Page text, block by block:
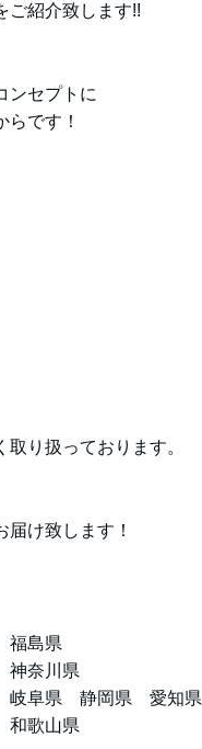
ご紹介致します!!
ンセプトに
です！
り扱っております。
け致します！
島県
奈川県
阜県 静岡県 愛知県
歌山県